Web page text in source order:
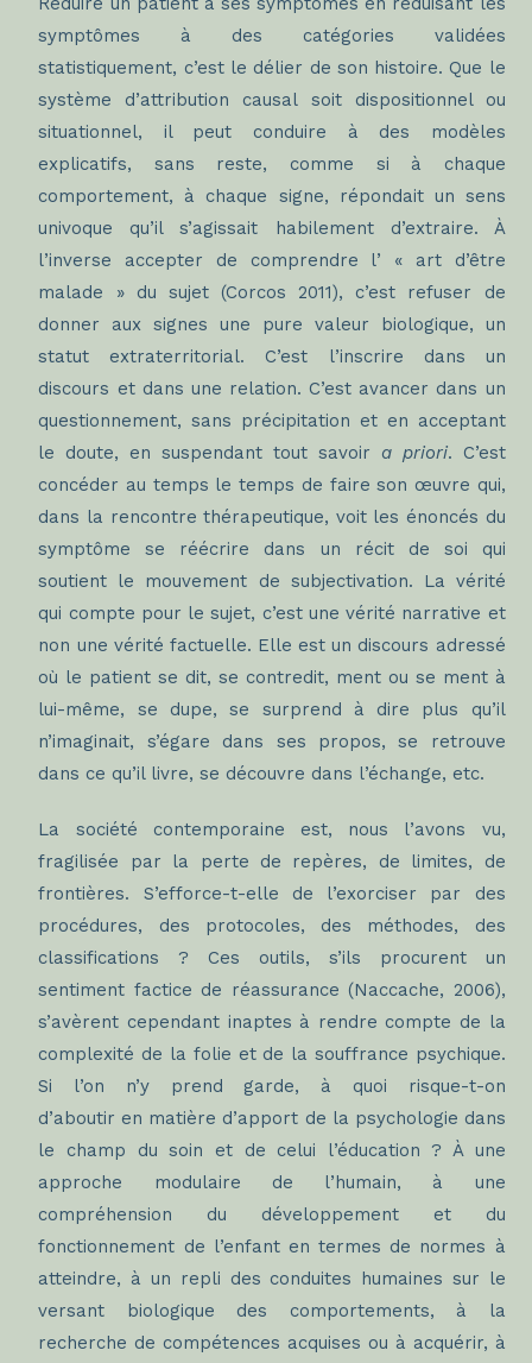
symptômes à des catégories validées
statistiquement, c’est le délier de son histoire. Que le
système d’attribution causal soit dispositionnel ou
situationnel, il peut conduire à des modèles
explicatifs, sans reste, comme si à chaque
comportement, à chaque signe, répondait un sens
univoque qu’il s’agissait habilement d’extraire. À
l’inverse accepter de comprendre l’ « art d’être
malade » du sujet (Corcos 2011), c’est refuser de
donner aux signes une pure valeur biologique, un
statut extraterritorial. C’est l’inscrire dans un
discours et dans une relation. C’est avancer dans un
questionnement, sans précipitation et en acceptant
le doute, en suspendant tout savoir a priori. C’est
concéder au temps le temps de faire son œuvre qui,
dans la rencontre thérapeutique, voit les énoncés du
symptôme se réécrire dans un récit de soi qui
soutient le mouvement de subjectivation. La vérité
qui compte pour le sujet, c’est une vérité narrative et
non une vérité factuelle. Elle est un discours adressé
où le patient se dit, se contredit, ment ou se ment à
lui-même, se dupe, se surprend à dire plus qu’il
n’imaginait, s’égare dans ses propos, se retrouve
dans ce qu’il livre, se découvre dans l’échange, etc.
La société contemporaine est, nous l’avons vu,
fragilisée par la perte de repères, de limites, de
frontières. S’efforce-t-elle de l’exorciser par des
procédures, des protocoles, des méthodes, des
classifications ? Ces outils, s’ils procurent un
sentiment factice de réassurance (Naccache, 2006),
s’avèrent cependant inaptes à rendre compte de la
complexité de la folie et de la souffrance psychique.
Si l’on n’y prend garde, à quoi risque-t-on
d’aboutir en matière d’apport de la psychologie dans
le champ du soin et de celui l’éducation ? À une
approche modulaire de l’humain, à une
compréhension du développement et du
fonctionnement de l’enfant en termes de normes à
atteindre, à un repli des conduites humaines sur le
versant biologique des comportements, à la
recherche de compétences acquises ou à acquérir, à